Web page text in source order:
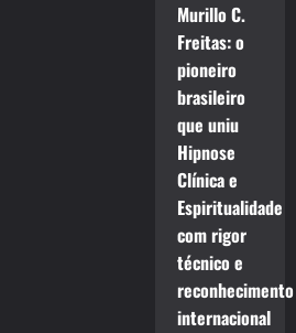
Murillo C.
Freitas: o
pioneiro
brasileiro
que uniu
Hipnose
Clínica e
Espiritualidade
com rigor
técnico e
reconhecimento
internacional